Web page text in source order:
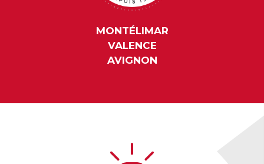
MONTÉLIMAR
VALENCE
AVIGNON